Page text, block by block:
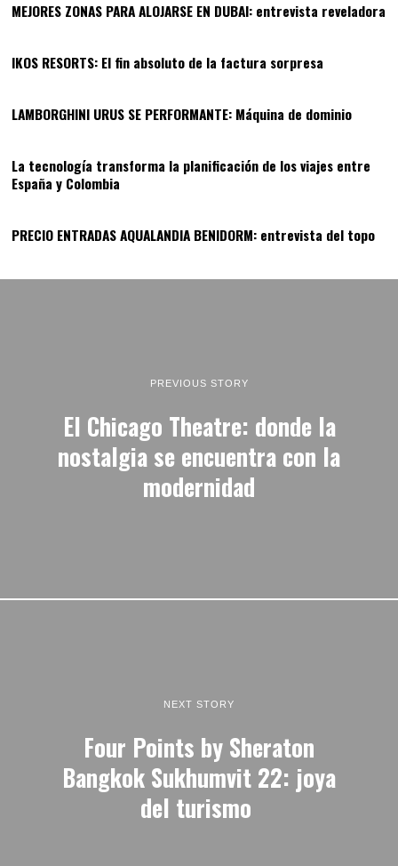
MEJORES ZONAS PARA ALOJARSE EN DUBAI: entrevista reveladora
11
IKOS RESORTS: El fin absoluto de la factura sorpresa
LAMBORGHINI URUS SE PERFORMANTE: Máquina de dominio13
La tecnología transforma la planificación de los viajes entre
España y Colombia
PRECIO ENTRADAS AQUALANDIA BENIDORM: entrevista del topo
PREVIOUS STORY
El Chicago Theatre: donde la
nostalgia se encuentra con la
modernidad
NEXT STORY
Four Points by Sheraton
Bangkok Sukhumvit 22: joya
del turismo